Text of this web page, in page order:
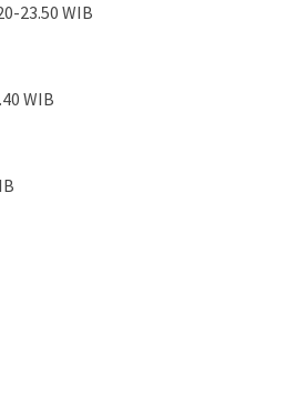
23.50 WIB
WIB